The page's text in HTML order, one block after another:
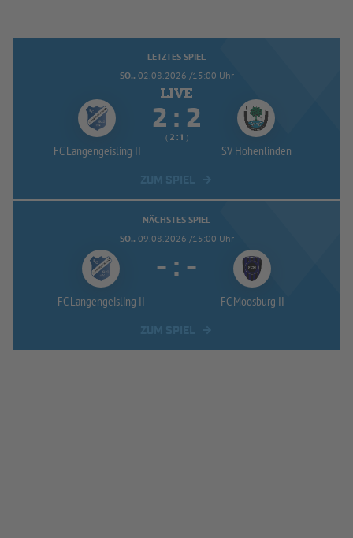
LETZTES SPIEL
SO.. 02.08.2026 /15:00 Uhr
FC Langengeisling II
 : 
(  :  )
SV Hohenlinden
NÄCHSTES SPIEL
SO.. 09.08.2026 /15:00 Uhr
FC Langengeisling II
- : -
FC Moosburg II